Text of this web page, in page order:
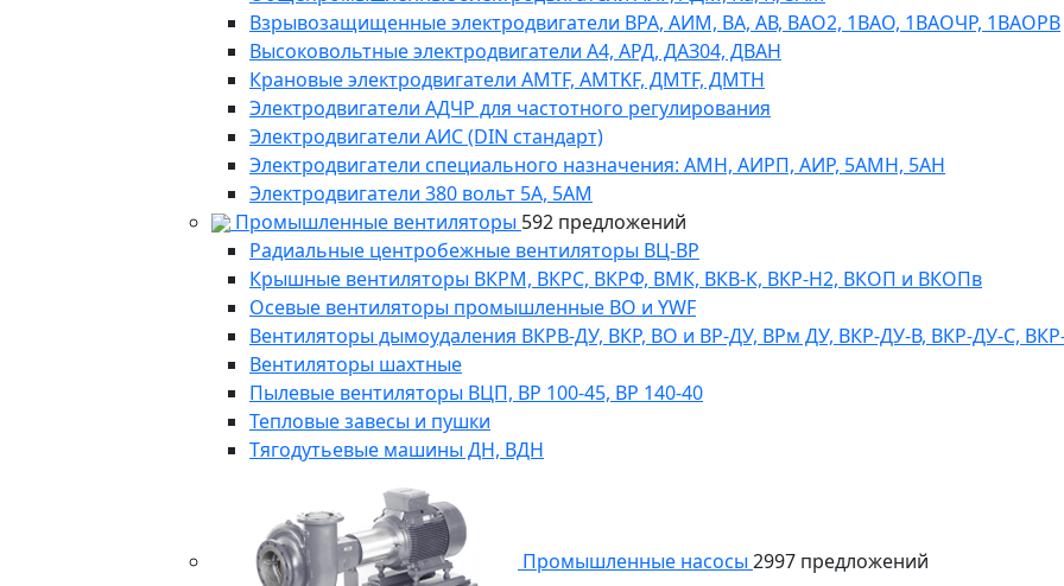
Взрывозащищенные электродвигатели ВРА, АИМ, ВА, АВ, ВАO2, 1ВАО, 1ВАОЧР, 1ВАОРВ
Высоковольтные электродвигатели A4, АРД, ДАЗ04, ДВАН
Крановые электродвигатели AMTF, AMTKF, ДMTF, ДМТН
Электродвигатели АДЧР для частотного регулирования
Электродвигатели АИС (DIN стандарт)
Электродвигатели специального назначения: АМН, АИРП, АИР, 5АМН, 5АН
Электродвигатели 380 вольт 5А, 5АМ
Промышленные вентиляторы 592 предложений
Радиальные центробежные вентиляторы ВЦ-ВР
Крышные вентиляторы ВКРМ, ВКРС, ВКРФ, ВМК, ВКВ-К, ВКР-Н2, ВКОП и ВКОПв
Осевые вентиляторы промышленные ВО и YWF
Вентиляторы дымоудаления ВКРВ-ДУ, ВКР, ВО и ВР-ДУ, ВРм ДУ, ВКР-ДУ-В, ВКР-ДУ-С,
Вентиляторы шахтные
Пылевые вентиляторы ВЦП, ВР 100-45, ВР 140-40
Тепловые завесы и пушки
Тягодутьевые машины ДН, ВДН
Промышленные насосы 2997 предложений